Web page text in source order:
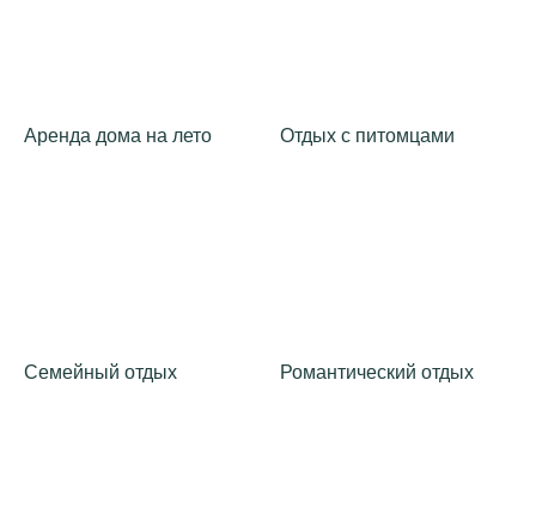
Аренда дома на лето Отдых с питомцами
Семейный отдых Романтический отдых